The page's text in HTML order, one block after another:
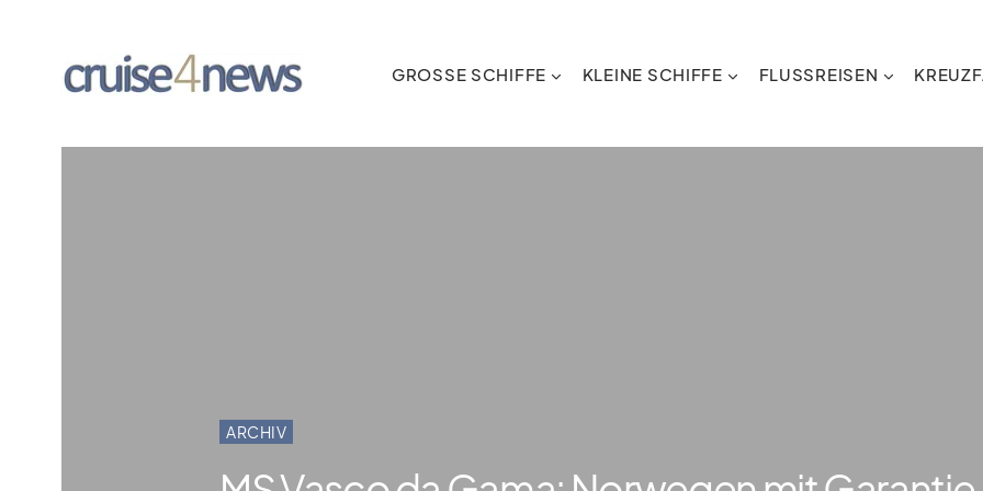
GROSSE SCHIFFE KLEINE SCHIFFE FLUSSREISEN
ARCHIV